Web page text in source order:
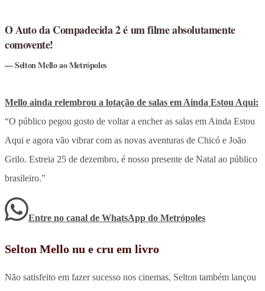
O Auto da Compadecida 2 é um filme absolutamente
comovente!
Selton Mello ao Metrópoles
Mello ainda relembrou a lotação de salas em Ainda Estou Aqui:
“O público pegou gosto de voltar a encher as salas em Ainda Estou
Aqui e agora vão vibrar com as novas aventuras de Chicó e João
Grilo. Estreia 25 de dezembro, é nosso presente de Natal ao público
brasileiro.”
Entre no canal de WhatsApp do Metrópoles
Selton Mello nu e cru em livro
Não satisfeito em fazer sucesso nos cinemas, Selton também lançou